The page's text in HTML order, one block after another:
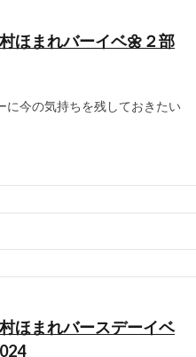
ほまれバーイベ🌼２部
に今の気持ちを残しておきたい
ほまれバースデーイベ